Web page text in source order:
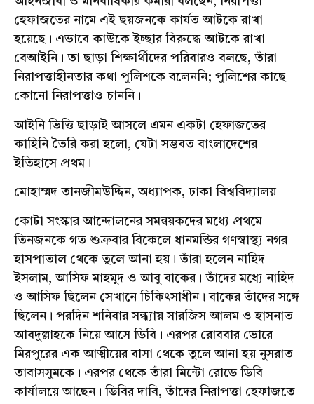
হেফাজতের নামে এই ছয়জনকে কার্যত আটকে রাখা
হয়েছে। এভাবে কাউকে ইচ্ছার বিরুদ্ধে আটকে রাখা
বেআইনি। তা ছাড়া শিক্ষার্থীদের পরিবারও বলছে, তাঁরা
নিরাপত্তাহীনতার কথা পুলিশকে বলেননি; পুলিশের কাছে
কোনো নিরাপত্তাও চাননি।
আইনি ভিত্তি ছাড়াই আসলে এমন একটা হেফাজতের
কাহিনি তৈরি করা হলো, যেটা সম্ভবত বাংলাদেশের
ইতিহাসে প্রথম।
মোহাম্মদ তানজীমউদ্দিন, অধ্যাপক, ঢাকা বিশ্ববিদ্যালয়
কোটা সংস্কার আন্দোলনের সমন্বয়কদের মধ্যে প্রথমে
তিনজনকে গত শুক্রবার বিকেলে ধানমন্ডির গণস্বাস্থ্য নগর
হাসপাতাল থেকে তুলে আনা হয়। তাঁরা হলেন নাহিদ
ইসলাম, আসিফ মাহমুদ ও আবু বাকের। তাঁদের মধ্যে নাহিদ
ও আসিফ ছিলেন সেখানে চিকিৎসাধীন। বাকের তাঁদের সঙ্গে
ছিলেন। পরদিন শনিবার সন্ধ্যায় সারজিস আলম ও হাসনাত
আবদুল্লাহকে নিয়ে আসে ডিবি। এরপর রোববার ভোরে
মিরপুরের এক আত্মীয়ের বাসা থেকে তুলে আনা হয় নুসরাত
তাবাসসুমকে। এরপর থেকে তাঁরা মিন্টো রোডে ডিবি
কার্যালয়ে আছেন। ডিবির দাবি, তাঁদের নিরাপত্তা হেফাজতে